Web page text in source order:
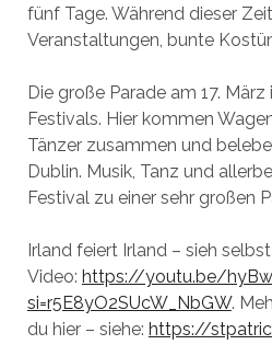
fünf Tage. Während dieser
Veranstaltungen, bunte
Die große Parade am 17.
Festivals. Hier kommen
Tänzer zusammen und
Dublin. Musik, Tanz und
Festival zu einer sehr großen
Irland feiert Irland – sieh
Video: https://youtu.be/
si=r5E8yO2SUcW_NbGW.
du hier – siehe: https://